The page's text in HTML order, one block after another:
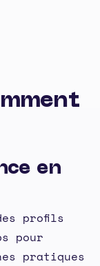
en
profils
pour
pratiques